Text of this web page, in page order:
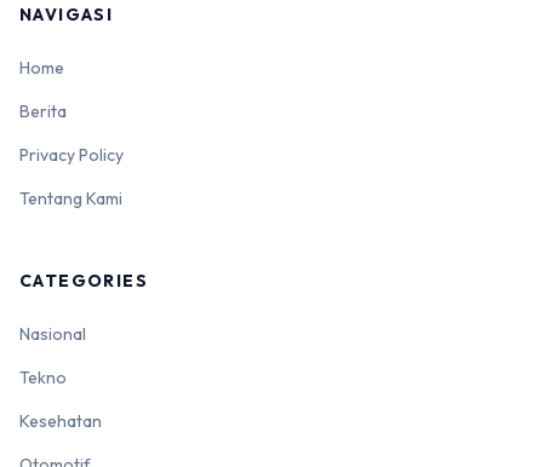
NAVIGASI
Home
Berita
Privacy Policy
Tentang Kami
CATEGORIES
Nasional
Tekno
Kesehatan